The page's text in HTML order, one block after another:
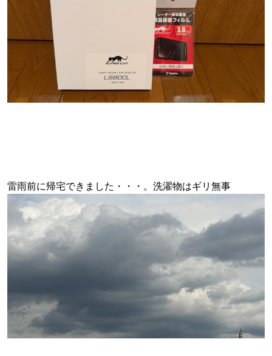
雷雨前に帰宅できました・・・。洗濯物はギリ無事